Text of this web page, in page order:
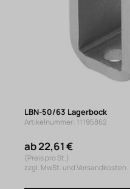
LBN-50/63 Lagerbock
Artikelnummer: 11195862
ab 22,61 €
(Preis pro St.)
zzgl. MwSt. und Versandkosten